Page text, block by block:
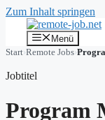
Zum Inhalt springen
Menü
Start›Remote Jobs›
Jobtitel
Program